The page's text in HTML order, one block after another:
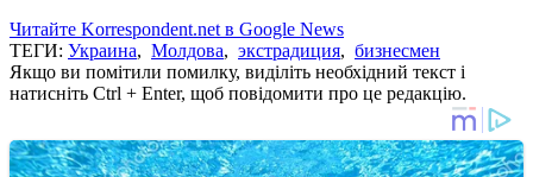
Читайте Korrespondent.net в Google News
ТЕГИ: Украина, Молдова, экстрадиция, бизнесмен
Якщо ви помітили помилку, виділіть необхідний текст і
натисніть Ctrl + Enter, щоб повідомити про це редакцію.